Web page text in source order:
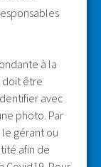
à la
doit être
avec
photo. Par
gérant ou
afin de